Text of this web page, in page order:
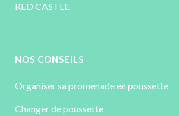
RED CASTLE
NOS CONSEILS
Organiser sa promenade en poussette
Changer de poussette